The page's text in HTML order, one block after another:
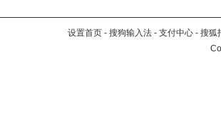
设置首页 - 搜狗输入法 - 支付中心 - 搜狐